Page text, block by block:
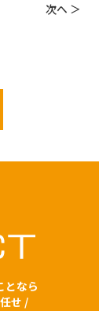
次へ ＞
となら
せ /